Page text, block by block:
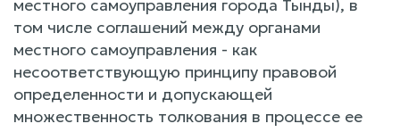
местного самоуправления города Тынды), в
том числе соглашений между органами
местного самоуправления - как
несоответствующую принципу правовой
определенности и допускающей
множественность толкования в процессе ее